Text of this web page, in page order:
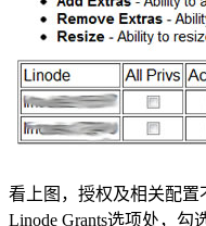
看上图，授权及相关配
Linode Grants选项处，勾